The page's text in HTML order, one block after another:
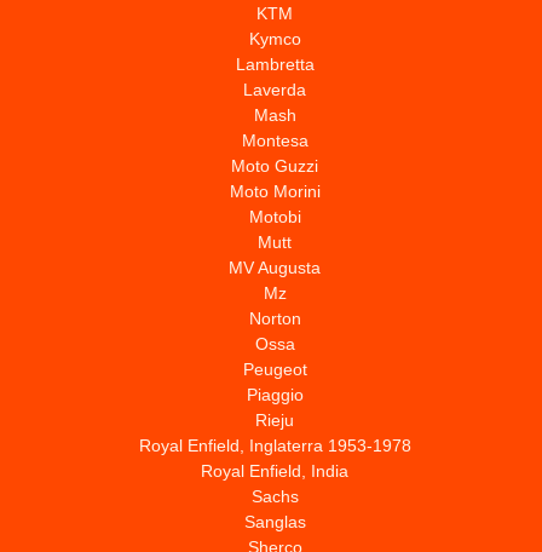
KTM
Kymco
Lambretta
Laverda
Mash
Montesa
Moto Guzzi
Moto Morini
Motobi
Mutt
MV Augusta
Mz
Norton
Ossa
Peugeot
Piaggio
Rieju
Royal Enfield, Inglaterra 1953-1978
Royal Enfield, India
Sachs
Sanglas
Sherco